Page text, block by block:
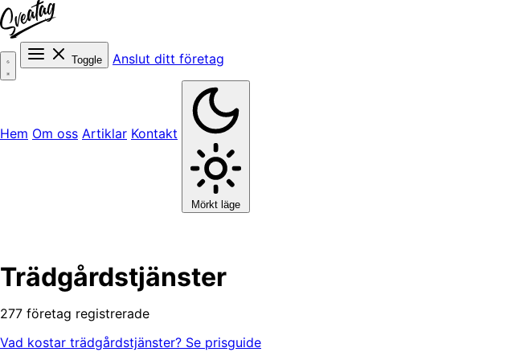
Toggle Anslut ditt företag
Hem Om oss Artiklar Kontakt
Mörkt läge
Trädgårdstjänster
277 företag registrerade
Vad kostar trädgårdstjänster? Se prisguide